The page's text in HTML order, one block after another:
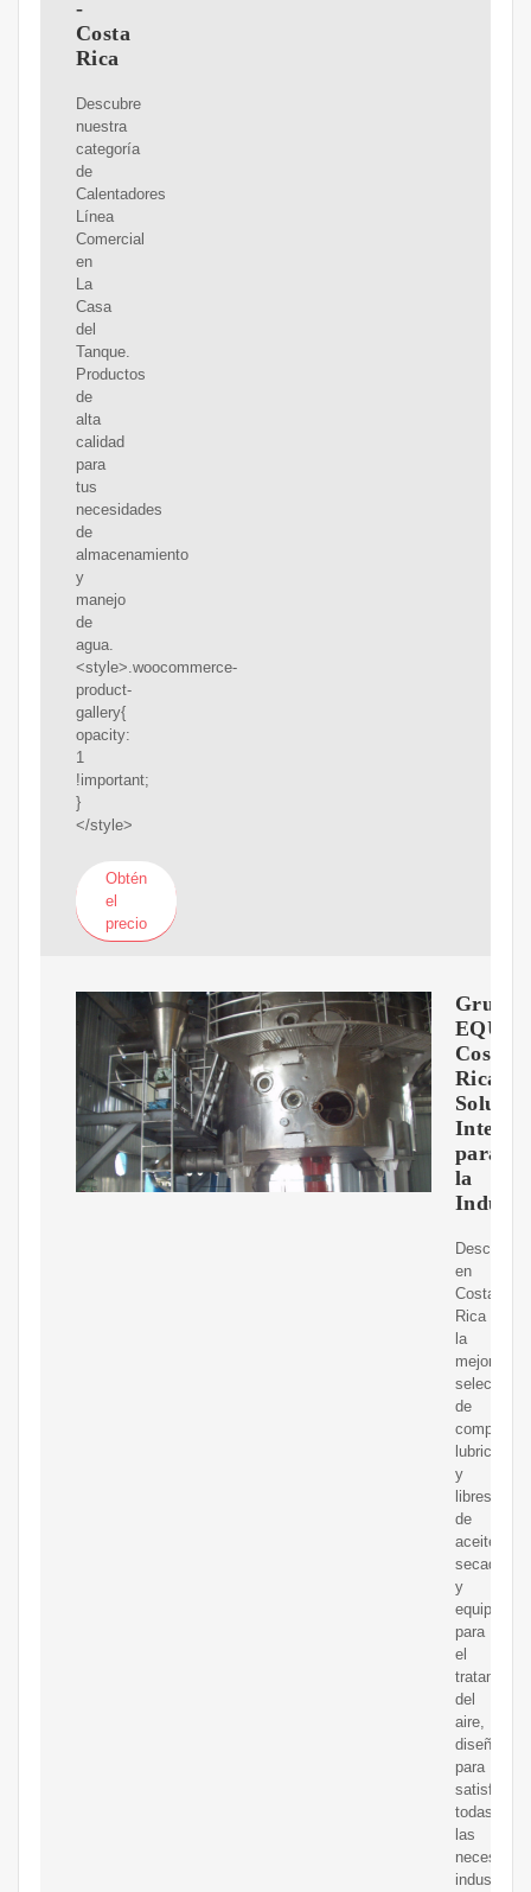
-
Costa
Rica
Descubre
nuestra
categoría
de
Calentadores
Línea
Comercial
en
La
Casa
del
Tanque.
Productos
de
alta
calidad
para
tus
necesidades
de
almacenamiento
y
manejo
de
agua.
<style>.woocommerce-
product-
gallery{
opacity:
1
!important;
}
</style>
Obtén
el
precio
Grupo
Costa
Rica:
para
la
Descubra
en
Costa
Rica
la
mejor
selección
de
lubricados
y
libres
de
aceite,
secadores
y
equipos
para
el
tratamiento
del
aire,
diseñados
para
satisfacer
todas
las